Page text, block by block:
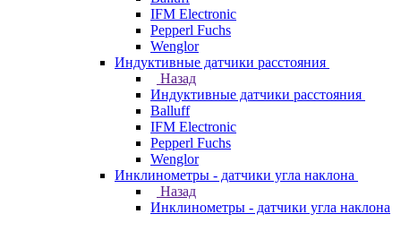
IFM Electronic
Pepperl Fuchs
Wenglor
Индуктивные датчики расстояния
Назад
Индуктивные датчики расстояния
Balluff
IFM Electronic
Pepperl Fuchs
Wenglor
Инклинометры - датчики угла наклона
Назад
Инклинометры - датчики угла наклона